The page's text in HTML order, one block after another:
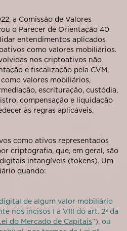
a Comissão de Valores
o Parecer de Orientação 40
entendimentos aplicados
como valores mobiliários.
nos criptoativos não
e fiscalização pela CVM,
valores mobiliários,
escrituração, custódia,
compensação e liquidação
às regras aplicáveis.
como ativos representados
criptografia, que, em geral, são
intangíveis (tokens). Um
quando:
de algum valor mobiliário
nos incisos I a VIII do art. 2º da
do Mercado de Capitais”), ou